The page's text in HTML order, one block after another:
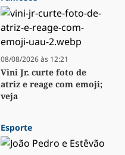
08/08/2026 às 12:21
Vini Jr. curte foto de
atriz e reage com emoji;
veja
Esporte